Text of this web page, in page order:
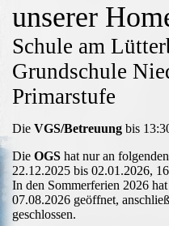
unserer
Schule am
Grundschule
Primarstufe
Die VGS/Betreuung bis
Die OGS hat nur an
22.12.2025 bis 02.01.2026,
In den Sommerferien 2026
07.08.2026 geöffnet,
geschlossen.